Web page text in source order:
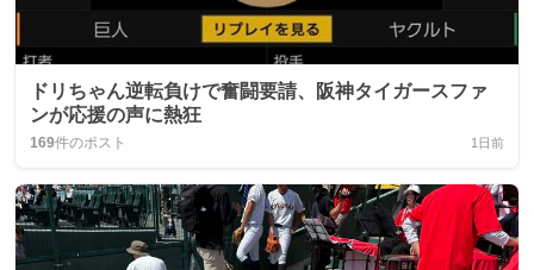
ドリちゃん逆転負けで奮闘要請、阪神タイガースファ
ンが応援の声に熱狂
169件のポスト 1日前